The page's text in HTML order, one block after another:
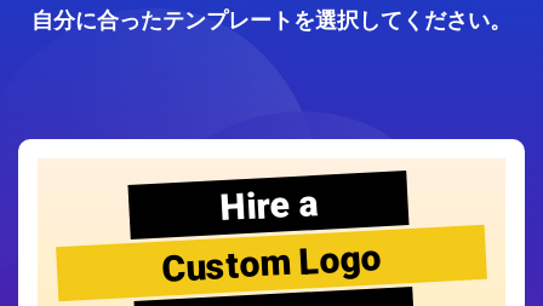
自分に合ったテンプレートを選択してください。
Hire a
Custom Logo